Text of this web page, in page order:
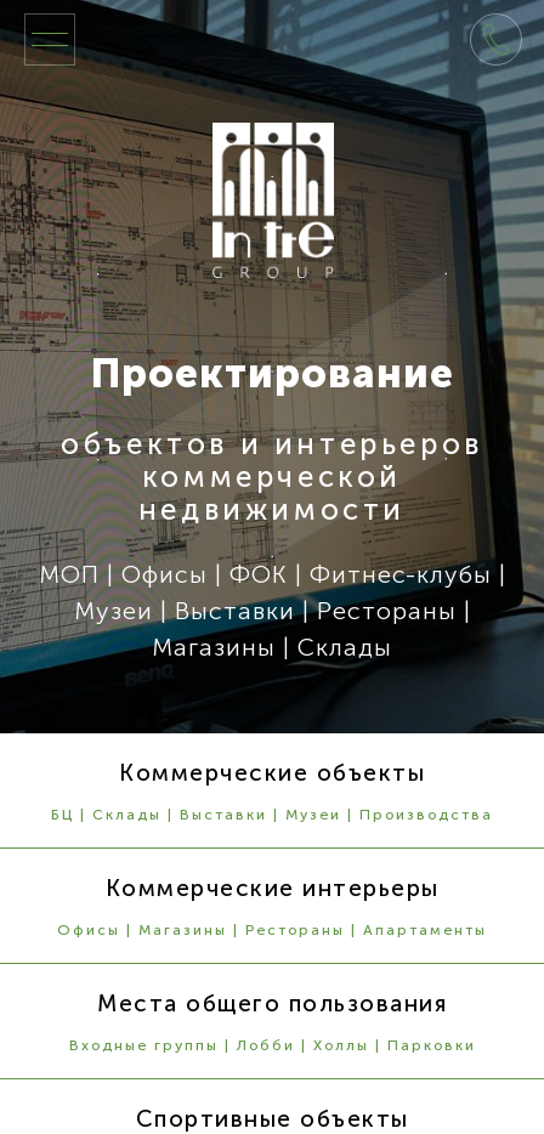
Проектирование
объектов и интерьеров
коммерческой
недвижимости
МОП | Офисы | ФОК | Фитнес-клубы |
Музеи | Выставки | Рестораны |
Магазины | Склады
Коммерческие объекты
БЦ | Склады | Выставки | Музеи | Производства
Коммерческие интерьеры
Офисы | Магазины | Рестораны | Апартаменты
Места общего пользования
Входные группы | Лобби | Холлы | Парковки
Спортивные объекты